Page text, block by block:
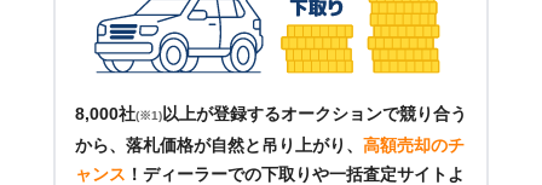
8,000社(※1) 以上が登録するオークションで競り合う
から、落札価格が自然と吊り上がり、 高額売却のチ
ャンス ！ ディーラーでの下取りや一括査定サイトよ